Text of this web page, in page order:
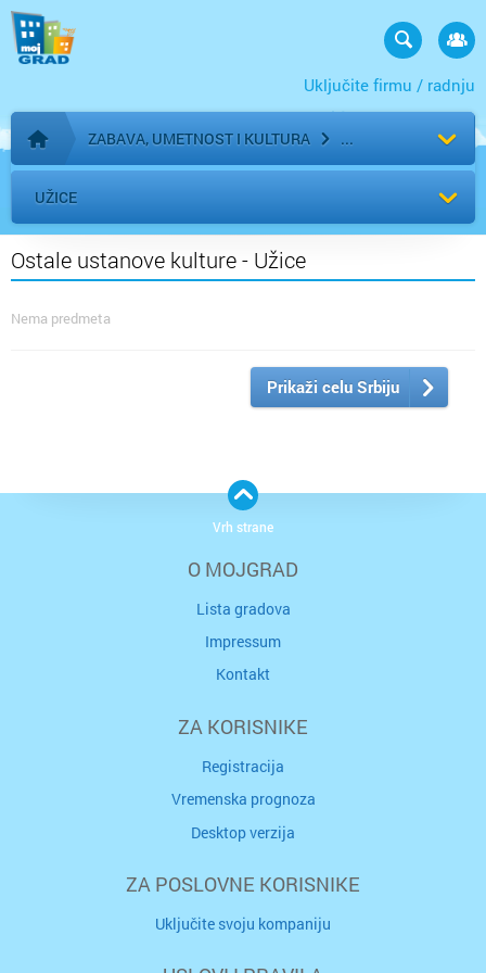
Uključite firmu / radnju
Početna stranica
ZABAVA, UMETNOST I KULTURA
UŽICE
Ostale ustanove kulture - Užice
Nema predmeta
Prikaži celu Srbiju
O MOJGRAD
Lista gradova
Impressum
Kontakt
ZA KORISNIKE
Registracija
Vremenska prognoza
Desktop verzija
ZA POSLOVNE KORISNIKE
Uključite svoju kompaniju
Vrh strane